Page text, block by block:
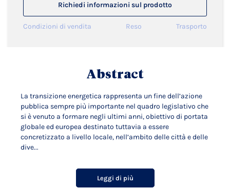
Richiedi informazioni sul prodotto
Condizioni di vendita Reso Trasporto
Abstract
La transizione energetica rappresenta un fine dell’azione
pubblica sempre più importante nel quadro legislativo che
si è venuto a formare negli ultimi anni, obiettivo di portata
globale ed europea destinato tuttavia a essere
concretizzato a livello locale, nell’ambito delle città e delle
dive...
Leggi di più